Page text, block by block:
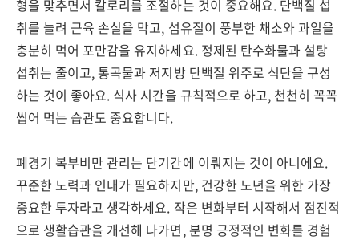
형을 맞추면서 칼로리를 조절하는 것이 중요해요. 단백질 섭
취를 늘려 근육 손실을 막고, 섬유질이 풍부한 채소와 과일을
충분히 먹어 포만감을 유지하세요. 정제된 탄수화물과 설탕
섭취는 줄이고, 통곡물과 저지방 단백질 위주로 식단을 구성
하는 것이 좋아요. 식사 시간을 규칙적으로 하고, 천천히 꼭꼭
씹어 먹는 습관도 중요합니다.
폐경기 복부비만 관리는 단기간에 이뤄지는 것이 아니에요.
꾸준한 노력과 인내가 필요하지만, 건강한 노년을 위한 가장
중요한 투자라고 생각하세요. 작은 변화부터 시작해서 점진적
으로 생활습관을 개선해 나가면, 분명 긍정적인 변화를 경험